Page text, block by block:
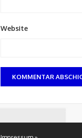
Website